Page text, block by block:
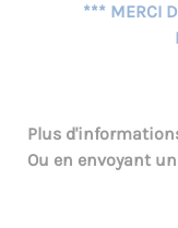
*** MERCI
Plus
Ou en envoyant